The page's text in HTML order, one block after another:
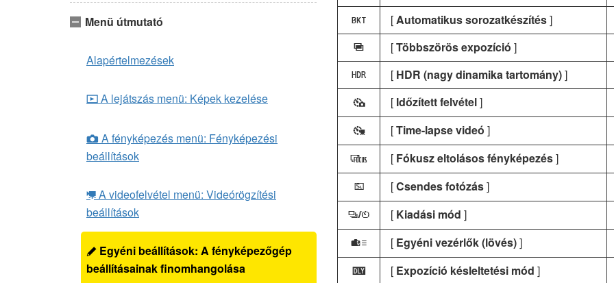
Menü útmutató
Alapértelmezések
D A lejátszás menü: Képek kezelése
C A fényképezés menü: Fényképezési
beállítások
1 A videofelvétel menü: Videórögzítési
beállítások
A Egyéni beállítások: A fényképezőgép
beállításainak finomhangolása
t [Automatikus sorozatkészítés]
$ [Többszörös expozíció ]
2 [ HDR (nagy dinamika tartomány)]
7 [ Időzített felvétel]
8 [Time-lapse videó ]
9 [ Fókusz eltolásos fényképezés]
L [Csendes fotózás]
v [ Kiadási mód ]
w [ Egyéni vezérlők (lövés)]
z [ Expozíció késleltetési mód ]